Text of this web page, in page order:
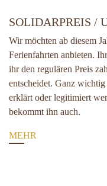
SOLIDARPREIS /
Wir möchten ab diesem
Ferienfahrten anbieten.
ihr den regulären Preis
entscheidet. Ganz
erklärt oder legitimiert
bekommt ihn auch.
MEHR